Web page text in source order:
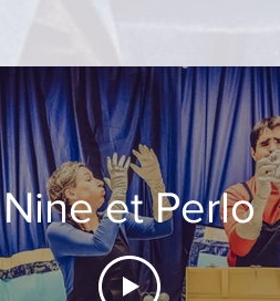
Nine et Perlo